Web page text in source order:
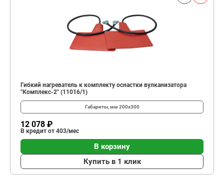
Гибкий нагреватель к комплекту оснастки вулканизатора
"Комплекс-2" (11016/1)
Габариты, мм 200х300
12 078 ₽
В кредит от 403/мес
В корзину
Купить в 1 клик